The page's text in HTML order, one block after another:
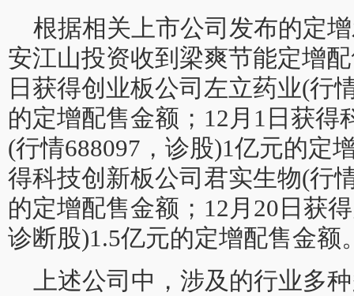
根据相关上市公司发布的定
安江山投资收到梁爽节能定增
日获得创业板公司左立药业(行
的定增配售金额；12月1日获得
(行情688097，诊股)1亿元的定
得科技创新板公司君实生物(行
的定增配售金额；12月20日获
诊断股)1.5亿元的定增配售金额
上述公司中，涉及的行业多